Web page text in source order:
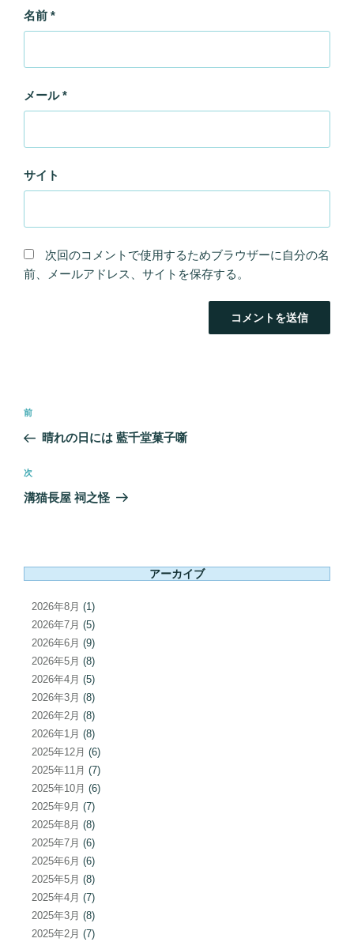
名前 *
メール*
サイト
次回のコメントで使用するためブラウザーに自分の名
前、メールアドレス、サイトを保存する。
ナ
ビ
ー
ン
前
の
稿
前
晴れの日には 藍千堂菓子噺
次
の
次
溝猫長屋 祠之怪
アーカイブ
2026年8月 (1)
2026年7月 (5)
2026年6月 (9)
2026年5月 (8)
2026年4月 (5)
2026年3月 (8)
2026年2月 (8)
2026年1月 (8)
2025年12月 (6)
2025年11月 (7)
2025年10月 (6)
2025年9月 (7)
2025年8月 (8)
2025年7月 (6)
2025年6月 (6)
2025年5月 (8)
2025年4月 (7)
2025年3月 (8)
2025年2月 (7)